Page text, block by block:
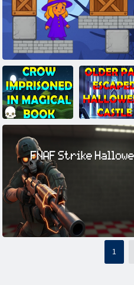
Kastes burvis
Vārna ieslodzīta
maģiskajā
grāmatā
izbēga no
Helovīna pils
1